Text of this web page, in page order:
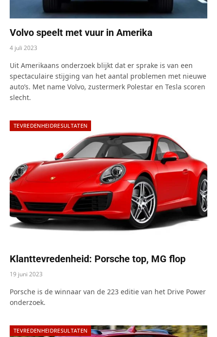
Volvo speelt met vuur in Amerika
4 juli 2023
Uit Amerikaans onderzoek blijkt dat er sprake is van een
spectaculaire stijging van het aantal problemen met nieuwe
auto’s. Met name Volvo, zustermerk Polestar en Tesla scoren
slecht.
TEVREDENHEIDRESULTATEN
Klanttevredenheid: Porsche top, MG flop
19 juni 2023
Porsche is de winnaar van de 223 editie van het Drive Power
onderzoek.
TEVREDENHEIDRESULTATEN